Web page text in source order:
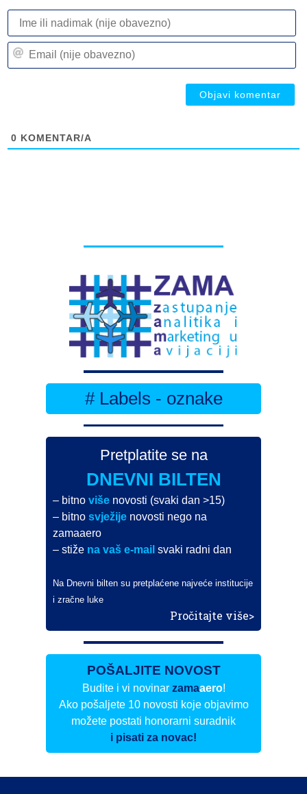
0 KOMENTAR/A
# Labels - oznake
Pretplatite se na
DNEVNI BILTEN
– bitnoviše novosti (svaki dan >15)
– bitnosvježije novosti nego na
zamaaero
– stiže na vaš e-mail svaki radni dan
Na Dnevni bilten su pretplaćene najveće institucije
i zračne luke
Pročitajte više>
POŠALJITE NOVOST
Budite i vi novinar zamaaero!
Ako pošaljete 10 novosti koje objavimo
možete postati honorarni suradnik
i pisati za novac!